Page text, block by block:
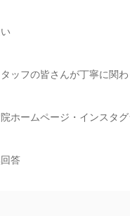
タッフの皆さんが丁寧に
院ホームページ・インスタ
回答